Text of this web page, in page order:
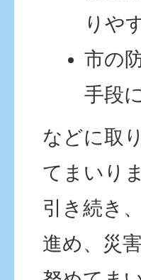
りや
市の
手段
などに取
てまいり
引き続き
進め、災